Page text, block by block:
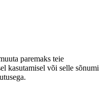
paremaks teie
kasutamisel või selle sõnumi